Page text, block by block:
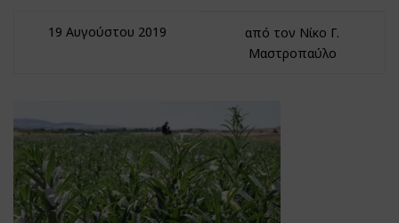
19 Αυγούστου 2019
από τον Νίκο Γ.
Μαστροπαύλο